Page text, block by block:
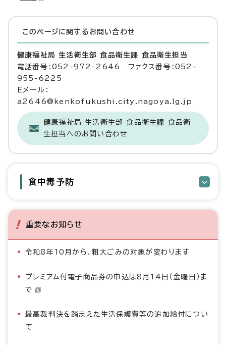
このページに関する お問い合わせ
健康福祉局 生活衛生部 食品衛生課 食品衛生担当
電話番号：052-972-2646 ファクス番号：052-
955-6225
Eメール：
a2646@kenkofukushi.city.nagoya.lg.jp
健康福祉局 生活衛生部 食品衛生課 食品衛
生担当へのお問い合わせ
食中毒予防
重要なお知らせ
令和8年10月から、粗大ごみの対象が変わります
プレミアム付電子商品券の申込は8月14日（金曜日）ま
で
最高裁判決を踏まえた生活保護費等の追加給付につい
て